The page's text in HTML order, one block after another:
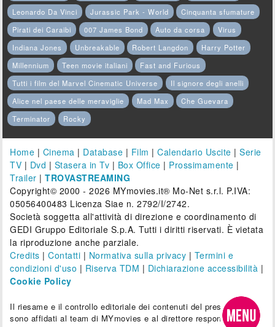
Leonardo Da Vinci
Jurassic Park - World
Cinquanta sfumature
Pirati dei Caraibi
007 James Bond Auto da corsa
Virus
Indiana Jones
Unbreakable Robert Langdon
Harry Potter
Millennium
Teen movie italiani
Fast and Furious
Tutti i film del Marvel Cinematic Universe
Il signore degli anelli
Alice nel paese delle meraviglie
Mad Max
Che Guevara
Terminator
Rocky
Home | Cinema | Database | Film |Calendario Uscite |Serie
TV | Dvd | Stasera in Tv | Box Office | Prossimamente |
Trailer |TROVASTREAMING
Copyright© 2000 - 2026 MYmovies.it® Mo-Net s.r.l. P.IVA:
05056400483 Licenza Siae n. 2792/I/2742.
Società soggetta all'attività di direzione e coordinamento di
GEDI Gruppo Editoriale S.p.A. Tutti i diritti riservati. È vietata
la riproduzione anche parziale.
Credits |Contatti | Normativa sulla privacy | Termini e
condizioni d'uso | Riserva TDM | Dichiarazione accessibilità |
Cookie Policy
Il riesame e il controllo editoriale dei contenuti del presente sito
sono affidati al team di MYmovies e al direttore responsabile.